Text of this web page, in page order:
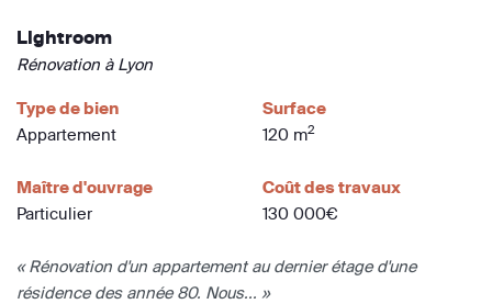
Lightroom
Rénovation à Lyon
Type de bien
Appartement
Surface
120 m2
Maître d'ouvrage
Particulier
Coût des travaux
130 000€
« Rénovation d'un appartement au dernier étage d'une
résidence des année 80. Nous... »